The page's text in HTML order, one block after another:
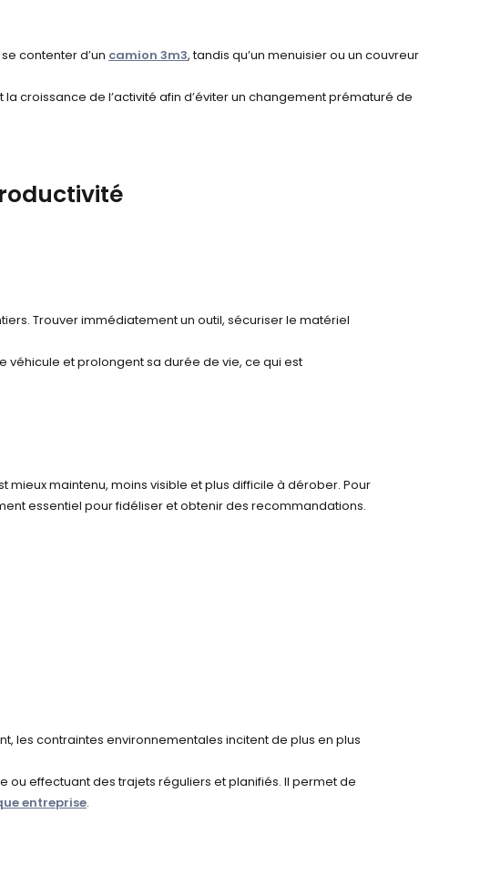
contenter d’un camion 3m3, tandis qu’un menuisier ou un couvreur
croissance de l’activité afin d’éviter un changement prématuré de
Trouver immédiatement un outil, sécuriser le matériel
véhicule et prolongent sa durée de vie, ce qui est
maintenu, moins visible et plus difficile à dérober. Pour
essentiel pour fidéliser et obtenir des recommandations.
les contraintes environnementales incitent de plus en plus
effectuant des trajets réguliers et planifiés. Il permet de
entreprise.